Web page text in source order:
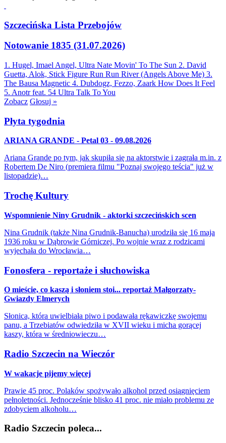
Szczecińska Lista Przebojów
Notowanie 1835 (31.07.2026)
1. Hugel, Imael Angel, Ultra Nate Movin' To The Sun 2. David
Guetta, Alok, Stick Figure Run Run River (Angels Above Me) 3.
The Bausa Magnetic 4. Dubdogz, Fezzo, Zaark How Does It Feel
5. Anotr feat. 54 Ultra Talk To You
Zobacz Głosuj »
Płyta tygodnia
ARIANA GRANDE - Petal 03 - 09.08.2026
Ariana Grande po tym, jak skupiła się na aktorstwie i zagrała m.in. z
Robertem De Niro (premiera filmu "Poznaj swojego teścia" już w
listopadzie)…
Trochę Kultury
Wspomnienie Niny Grudnik - aktorki szczecińskich scen
Nina Grudnik (także Nina Grudnik-Banucha) urodziła się 16 maja
1936 roku w Dąbrowie Górniczej. Po wojnie wraz z rodzicami
wyjechała do Wrocławia…
Fonosfera - reportaże i słuchowiska
O mieście, co kaszą i słoniem stoi... reportaż Małgorzaty-
Gwiazdy Elmerych
Słonica, która uwielbiała piwo i podawała rękawiczkę swojemu
panu, a Trzebiatów odwiedziła w XVII wieku i micha gorącej
kaszy, która w średniowieczu…
Radio Szczecin na Wieczór
W wakacje pijemy więcej
Prawie 45 proc. Polaków spożywało alkohol przed osiągnięciem
pełnoletności. Jednocześnie blisko 41 proc. nie miało problemu ze
zdobyciem alkoholu…
Radio Szczecin poleca...